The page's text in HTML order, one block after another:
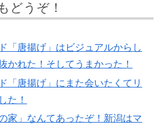
どうぞ！
「唐揚げ」はビジュアルからし
かれた！そしてうまかった！
「唐揚げ」にまた会いたくてリ
た！
家」なんてあったぞ！新潟はマ